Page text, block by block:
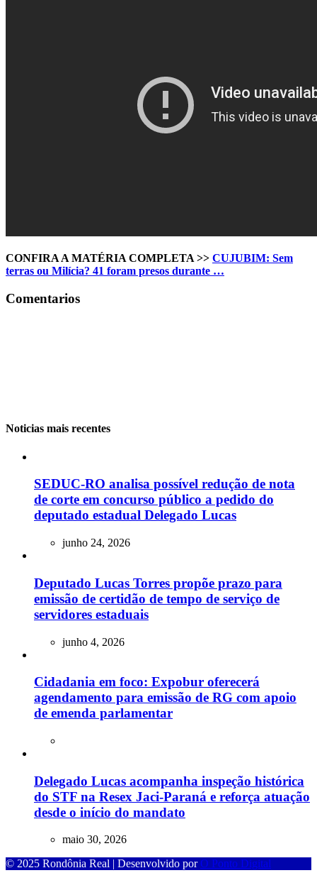
CONFIRA A MATÉRIA COMPLETA >> CUJUBIM: Sem
terras ou Milícia? 41 foram presos durante …
Comentarios
Noticias mais recentes
SEDUC-RO analisa possível redução de nota
de corte em concurso público a pedido do
deputado estadual Delegado Lucas
junho 24, 2026
Deputado Lucas Torres propõe prazo para
emissão de certidão de tempo de serviço de
servidores estaduais
junho 4, 2026
Cidadania em foco: Expobur oferecerá
agendamento para emissão de RG com apoio
de emenda parlamentar
Delegado Lucas acompanha inspeção histórica
do STF na Resex Jaci-Paraná e reforça atuação
desde o início do mandato
maio 30, 2026
© 2025 Rondônia Real | Desenvolvido por O Ponto Digital